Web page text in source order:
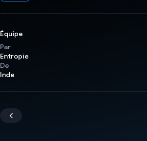
Équipe
Par
Entropie
De
Inde